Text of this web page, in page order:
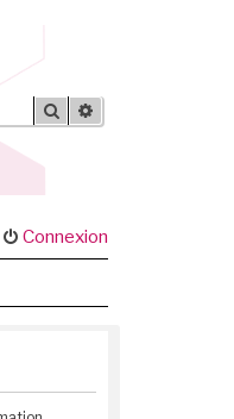
Rechercher
Connexion